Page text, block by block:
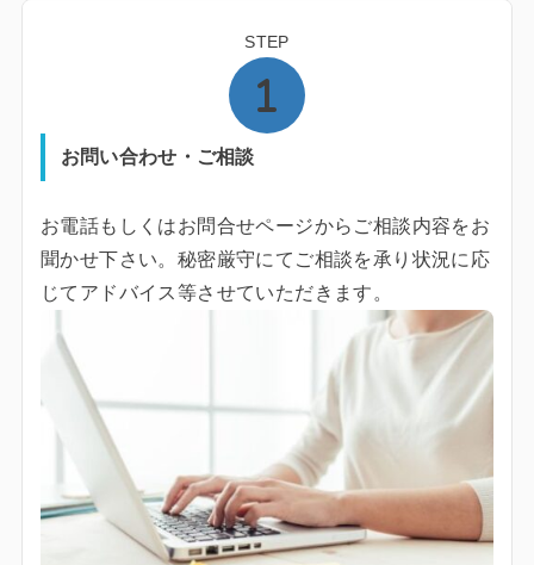
STEP
お問い合わせ・ご相談
お電話もしくはお問合せページからご相談内容をお
聞かせ下さい。秘密厳守にてご相談を承り状況に応
じてアドバイス等させていただきます。